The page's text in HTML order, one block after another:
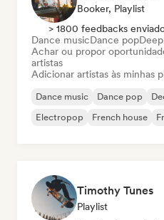
Booker, Playlist
> 1800 feedbacks
Dance musicDance pop
Achar ou propor
artistas
Adicionar artistas às minhas
Dance music Dance pop
Electropop
French house
Timothy Tunes
Playlist